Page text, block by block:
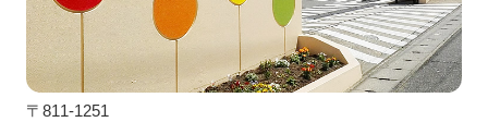
〒811-1251